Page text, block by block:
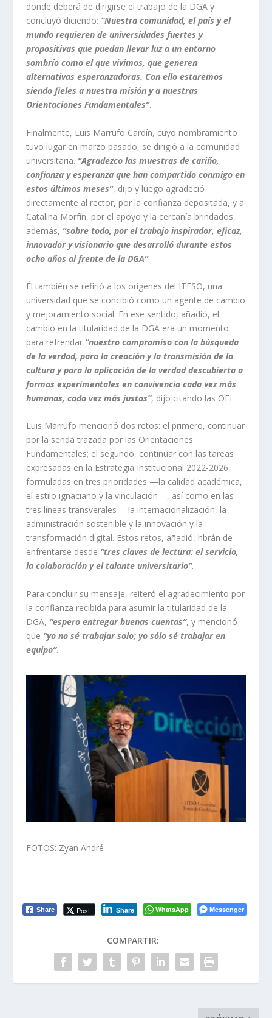
donde deberá de dirigirse el trabajo de la DGA y
concluyó diciendo: “Nuestra comunidad, el país y el
mundo requieren de universidades fuertes y
propositivas que puedan llevar luz a un entorno
sombrío como el que vivimos, que generen
alternativas esperanzadoras. Con ello estaremos
siendo fieles a nuestra misión y a nuestras
Orientaciones Fundamentales”.
Finalmente, Luis Marrufo Cardín, cuyo nombramiento
tuvo lugar en marzo pasado, se dirigió a la comunidad
universitaria. “Agradezco las muestras de cariño,
confianza y esperanza que han compartido conmigo en
estos últimos meses”, dijo y luego agradeció
directamente al rector, por la confianza depositada, y a
Catalina Morfín, por el apoyo y la cercanía brindados,
además, “sobre todo, por el trabajo inspirador, eficaz,
innovador y visionario que desarrolló durante estos
ocho años al frente de la DGA”.
Él también se refirió a los orígenes del ITESO, una
universidad que se concibió como un agente de cambio
y mejoramiento social. En ese sentido, añadió, el
cambio en la titularidad de la DGA era un momento
para refrendar “nuestro compromiso con la búsqueda
de la verdad, para la creación y la transmisión de la
cultura y para la aplicación de la verdad descubierta a
formas experimentales en convivencia cada vez más
humanas, cada vez más justas”, dijo citando las OFI.
Luis Marrufo mencionó dos retos: el primero, continuar
por la senda trazada por las Orientaciones
Fundamentales; el segundo, continuar con las tareas
expresadas en la Estrategia Institucional 2022-2026,
formuladas en tres prioridades —la calidad académica,
el estilo ignaciano y la vinculación—, así como en las
tres líneas transverales —la internacionalización, la
administración sostenible y la innovación y la
transformación digital. Estos retos, añadió, hbrán de
enfrentarse desde “tres claves de lectura: el servicio,
la colaboración y el talante universitario”.
Para concluir su mensaje, reiteró el agradecimiento por
la confianza recibida para asumir la titularidad de la
DGA, “espero entregar buenas cuentas”, y mencionó
que “yo no sé trabajar solo; yo sólo sé trabajar en
equipo”.
FOTOS: Zyan André
Share Post Share WhatsApp Messenger
COMPARTIR: